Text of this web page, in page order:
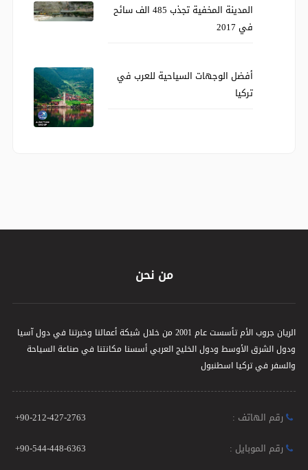
المدينة المخفية تجذب 485 الف سائح
في 2017
أفضل الوجهات السياحية للعرب في
تركيا
من نحن
الريان جروب الأم تأسست عام 2001 من خلال شبكة أعمالنا وخبرتنا في دول آسيا
ودول الشرق الأوسط ودول الخليج العربي أسسنا مكانتنا في صناعة السياحة
والسفر في تركيا اسطنبول
رقم الهاتف :
+90-212-427-2763
رقم الموبايل :
+90-544-448-6363